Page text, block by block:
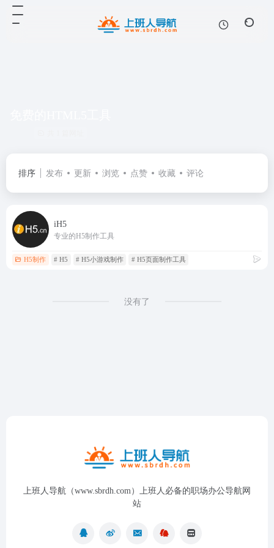
排序 发布 更新 浏览 点赞 收藏 评论
iH5
专业的H5制作工具
H5制作 # H5 # H5小游戏制作 # H5页面制作工具
没有了
上班人导航（www.sbrdh.com）上班人必备的职场办公导航网
站